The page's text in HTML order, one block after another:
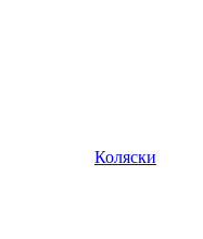
Коляски